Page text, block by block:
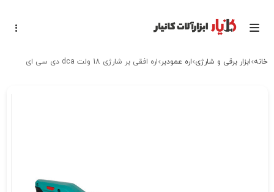
خانه ابزار برقی و شارژی اره عمودبر اره افقی بر شارژی 18 ولت dca دی سی ای